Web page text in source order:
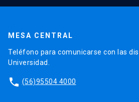
MESA CENTRAL
Teléfono para comunicarse con las
Universidad.
phone (56)95504 4000